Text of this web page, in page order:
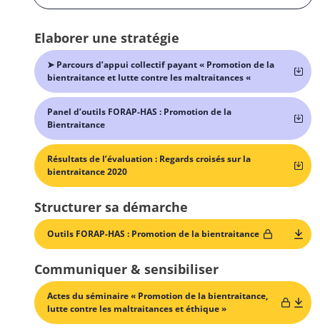
Elaborer une stratégie
➤ Parcours d’appui collectif payant « Promotion de la
bientraitance et lutte contre les maltraitances «
Panel d’outils FORAP-HAS : Promotion de la
Bientraitance
Résultats de l’évaluation : Regards croisés sur la
bientraitance 2020
Structurer sa démarche
Outils FORAP-HAS : Promotion de la bientraitance
Communiquer & sensibiliser
Actes du séminaire « Promotion de la bientraitance,
lutte contre les maltraitances et éthique »